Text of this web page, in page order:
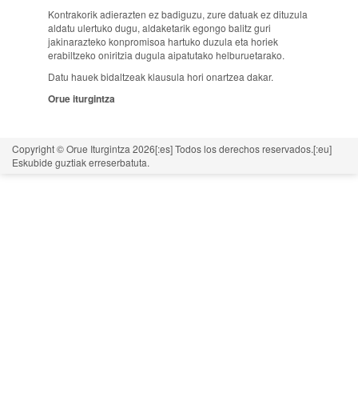
Kontrakorik adierazten ez badiguzu, zure datuak ez dituzula
aldatu ulertuko dugu, aldaketarik egongo balitz guri
jakinarazteko konpromisoa hartuko duzula eta horiek
erabiltzeko oniritzia dugula aipatutako helburuetarako.
Datu hauek bidaltzeak klausula hori onartzea dakar.
Orue iturgintza
Copyright © Orue Iturgintza 2026[:es] Todos los derechos reservados.[:eu]
Eskubide guztiak erreserbatuta.